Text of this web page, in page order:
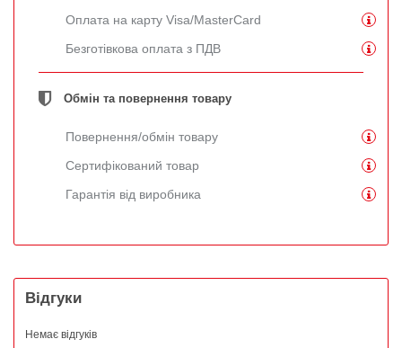
Оплата на карту Visa/MasterCard
Безготівкова оплата з ПДВ
Обмін та повернення товару
Повернення/обмін товару
Сертифікований товар
Гарантія від виробника
Відгуки
Немає відгуків